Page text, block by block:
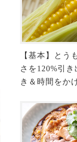
【基本】とう
さを120%引
き＆時間をか